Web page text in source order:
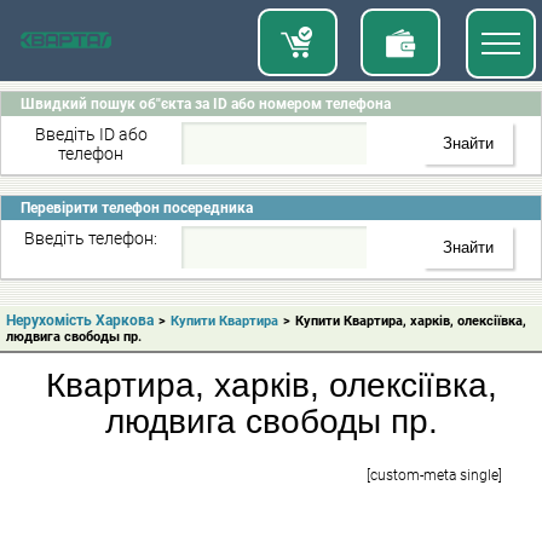
Швидкий пошук об"єкта за ID або номером телефона
Введіть ID або
телефон
Перевірити телефон посередника
Введіть телефон:
Нерухомість Харкова > Купити Квартира > Купити Квартира, харків, олексіївка,
людвига свободы пр.
Квартира, харків, олексіївка,
людвига свободы пр.
[custom-meta single]